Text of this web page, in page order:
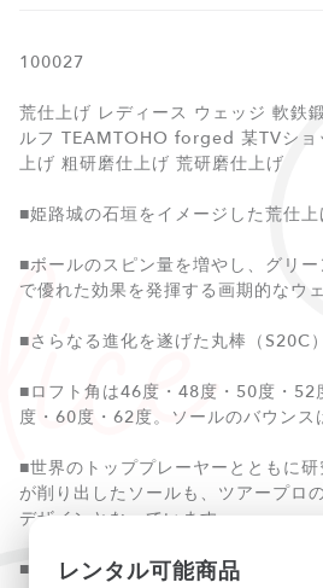
100027
荒仕上げ レディース ウェッジ 軟鉄
ルフ TEAMTOHO forged 某TVショ
上げ 粗研磨仕上げ 荒研磨仕上げ
■姫路城の石垣をイメージした荒仕上
■ボールのスピン量を増やし、グリ
で優れた効果を発揮する画期的なウ
■さらなる進化を遂げた丸棒（S20C
■ロフト角は46度・48度・50度・
度・60度・62度。ソールのバウンス
■世界のトッププレーヤーとともに
が削り出したソールも、ツアープロ
デザインとなっています。
■1日限定20本。
レンタル可能商品